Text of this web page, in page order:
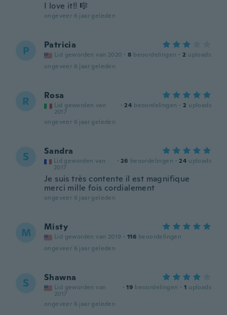
I love it!! 🎼
ongeveer 6 jaar geleden
P Patricia
Lid geworden van 2020 · 8 beoordelingen · 2 uploads
ongeveer 6 jaar geleden
R Rosa
Lid geworden van
2017
· 24 beoordelingen · 2 uploads
ongeveer 6 jaar geleden
S Sandra
Lid geworden van
2017
· 26 beoordelingen · 24 uploads
Je suis très contente il est magnifique
merci mille fois cordialement
ongeveer 6 jaar geleden
M Misty
Lid geworden van 2019 · 116 beoordelingen
ongeveer 6 jaar geleden
S Shawna
Lid geworden van
2017
· 19 beoordelingen · 1 uploads
ongeveer 6 jaar geleden